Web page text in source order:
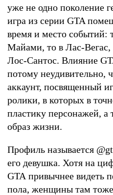
уже не одно поколение
игра из серии GTA
время и место событий:
Майами, то в Лас-
Лос-Сантос. Влияние
потому неудивительно,
аккаунт, посвященный
ролики, в которых в
пластику персонажей,
образ жизни.
Профиль называется
его девушка. Хотя на
GTA привычнее видеть
пола, женщины там